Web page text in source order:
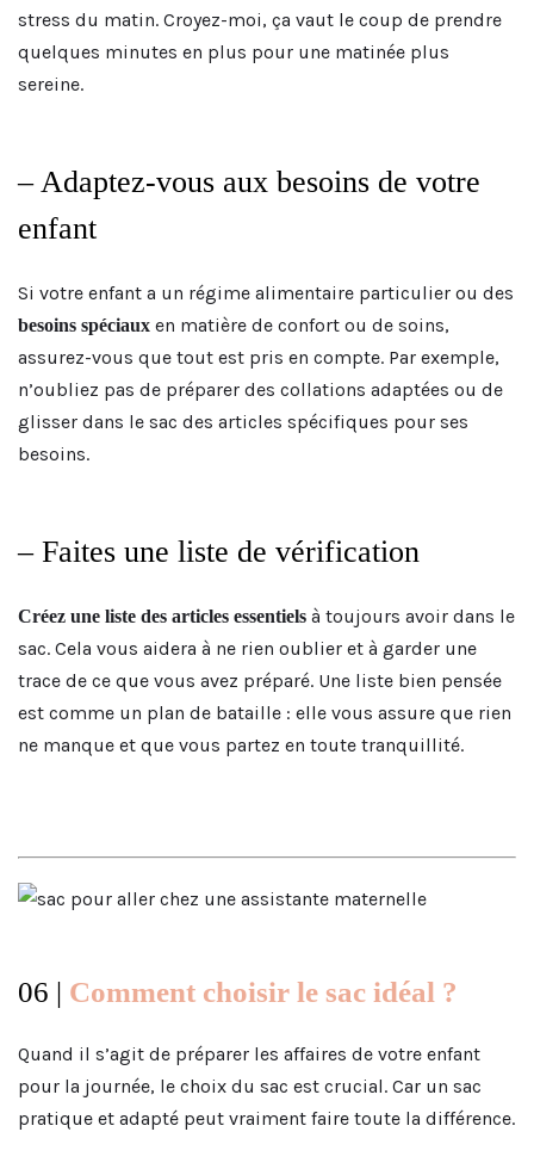
stress du matin. Croyez-moi, ça vaut le coup de prendre
quelques minutes en plus pour une matinée plus
sereine.
– Adaptez-vous aux besoins de votre
enfant
Si votre enfant a un régime alimentaire particulier ou des
besoins spéciaux en matière de confort ou de soins,
assurez-vous que tout est pris en compte. Par exemple,
n’oubliez pas de préparer des collations adaptées ou de
glisser dans le sac des articles spécifiques pour ses
besoins.
– Faites une liste de vérification
Créez une liste des articles essentiels à toujours avoir dans le
sac. Cela vous aidera à ne rien oublier et à garder une
trace de ce que vous avez préparé. Une liste bien pensée
est comme un plan de bataille : elle vous assure que rien
ne manque et que vous partez en toute tranquillité.
06 | Comment choisir le sac idéal ?
Quand il s’agit de préparer les affaires de votre enfant
pour la journée, le choix du sac est crucial. Car un sac
pratique et adapté peut vraiment faire toute la différence.